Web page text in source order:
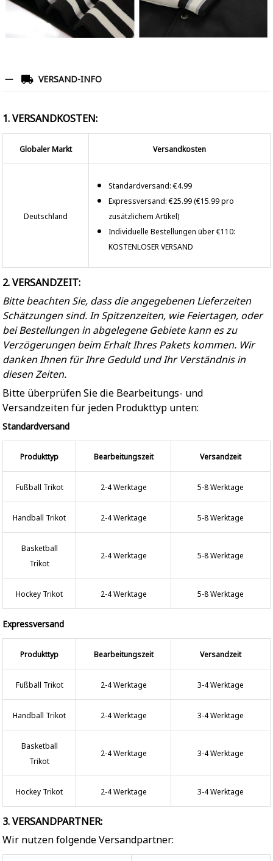
VERSAND-INFO
1. VERSANDKOSTEN:
Globaler Markt Versandkosten
Deutschland
Standardversand: €4.99
Expressversand: €25.99 (€15.99 pro
zusätzlichem Artikel)
Individuelle Bestellungen über €110:
KOSTENLOSER VERSAND
2. VERSANDZEIT:
Bitte beachten Sie, dass die angegebenen Lieferzeiten
Schätzungen sind. In Spitzenzeiten, wie Feiertagen, oder
bei Bestellungen in abgelegene Gebiete kann es zu
Verzögerungen beim Erhalt Ihres Pakets kommen. Wir
danken Ihnen für Ihre Geduld und Ihr Verständnis in
diesen Zeiten.
Bitte überprüfen Sie die Bearbeitungs- und
Versandzeiten für jeden Produkttyp unten:
Standardversand
Produkttyp Bearbeitungszeit Versandzeit
Fußball Trikot 2-4 Werktage 5-8 Werktage
Handball Trikot 2-4 Werktage 5-8 Werktage
Basketball
Trikot
2-4 Werktage 5-8 Werktage
Hockey Trikot 2-4 Werktage 5-8 Werktage
Expressversand
Produkttyp Bearbeitungszeit Versandzeit
Fußball Trikot 2-4 Werktage 3-4 Werktage
Handball Trikot 2-4 Werktage 3-4 Werktage
Basketball
Trikot
2-4 Werktage 3-4 Werktage
Hockey Trikot 2-4 Werktage 3-4 Werktage
3. VERSANDPARTNER:
Wir nutzen folgende Versandpartner: